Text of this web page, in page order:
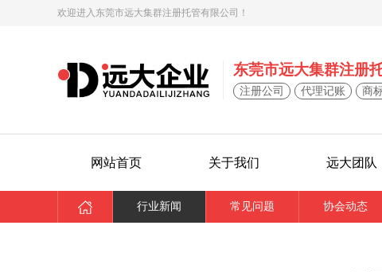
欢迎进入东莞市远大集群注册托管有限公司！
东莞市远大集群注册
注册公司 代理记账 商
网站首页 关于我们 远大团队
行业新闻 常见问题 协会动态